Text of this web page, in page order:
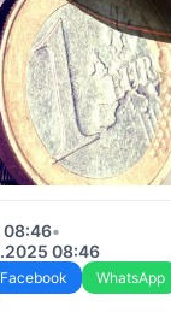
08:46•
08:46
Facebook WhatsApp